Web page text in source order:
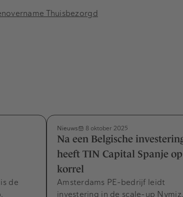
Thuisbezorgd
de
Nieuws 8 oktober 2025
Na een Belgische
heeft TIN Capital Spanje
korrel
Amsterdams PE-bedrijf leidt
investering in de scale-up Nymiz.